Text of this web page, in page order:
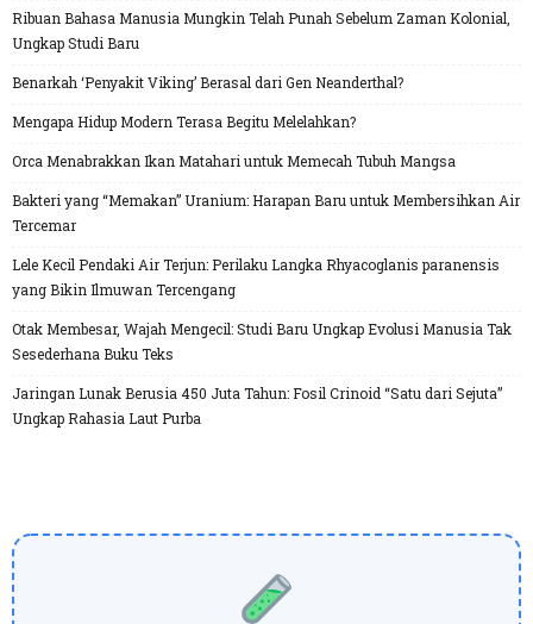
Ribuan Bahasa Manusia Mungkin Telah Punah Sebelum Zaman Kolonial,
Ungkap Studi Baru
Benarkah ‘Penyakit Viking’ Berasal dari Gen Neanderthal?
Mengapa Hidup Modern Terasa Begitu Melelahkan?
Orca Menabrakkan Ikan Matahari untuk Memecah Tubuh Mangsa
Bakteri yang “Memakan” Uranium: Harapan Baru untuk Membersihkan Air
Tercemar
Lele Kecil Pendaki Air Terjun: Perilaku Langka Rhyacoglanis paranensis
yang Bikin Ilmuwan Tercengang
Otak Membesar, Wajah Mengecil: Studi Baru Ungkap Evolusi Manusia Tak
Sesederhana Buku Teks
Jaringan Lunak Berusia 450 Juta Tahun: Fosil Crinoid “Satu dari Sejuta”
Ungkap Rahasia Laut Purba